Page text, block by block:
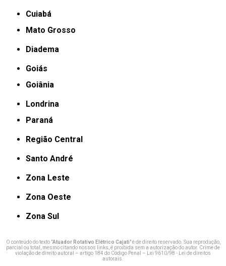
Cuiabá
Mato Grosso
Diadema
Goiás
Goiânia
Londrina
Paraná
Região Central
Santo André
Zona Leste
Zona Oeste
Zona Sul
O conteúdo do texto "Atuador Rotativo Elétrico Cajati" é de direito reservado. Sua reprodução,
parcial ou total, mesmo citando nossos links, é proibida sem a autorização do autor. Crime de
violação de direito autoral – artigo 184 do Código Penal –
Lei 9610/98 - Lei de direitos
autorais